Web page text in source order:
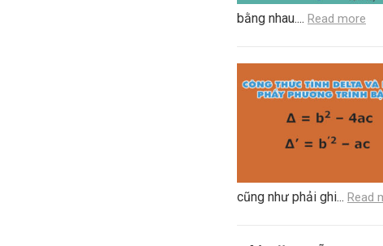
bằng nhau.... Read more
cũng như phải ghi... Read